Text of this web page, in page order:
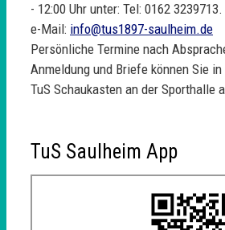
- 12:00 Uhr unter: Tel: 0162 3239713.
e-Mail: info@tus1897-saulheim.de
Persönliche Termine nach
Anmeldung und Briefe können Sie
TuS Schaukasten an der Sporthalle
TuS Saulheim App